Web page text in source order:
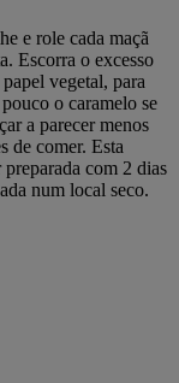
e role cada maçã
Escorra o excesso
vegetal, para
o caramelo se
a parecer menos
de comer. Esta
preparada com 2 dias
num local seco.